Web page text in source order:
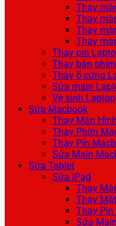
Thay
Thay
Thay
Thay
Thay pin
Thay bàn
Thay ổ cứng
Sửa main
Vệ sinh Laptop
Sửa Macbook
Thay Màn
Thay Phím
Thay Pin
Sửa Main
Sửa Tablet
Sửa iPad
Thay
Thay
Thay Pin
Sửa